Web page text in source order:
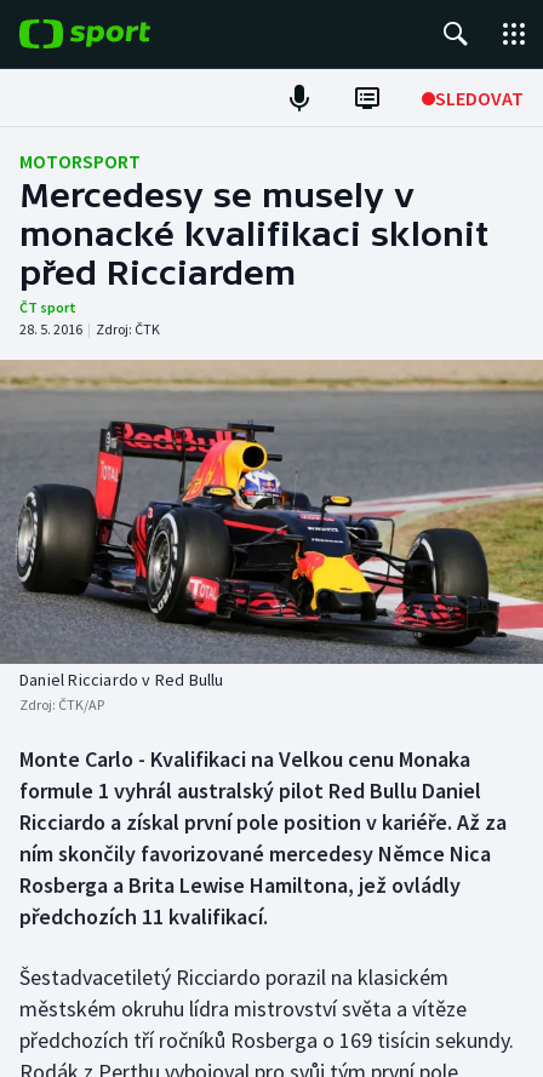
SLEDOVAT
Fotbal
Hokej
Tenis
Atletika
Cyklistika
DALŠÍ SPORTY
Americký fotbal
Baseball a softbal
Basketbal
Biatlon
Box
Curling
Dostihy
Florbal
NEPŘEHLÉDNĚTE
Soutěže
Historické návraty
Aplikace ČT sport
MOTORSPORT
Mercedesy se musely v
monacké kvalifikaci sklonit
před Ricciardem
ČT sport
28. 5. 2016 | Zdroj: ČTK
Daniel Ricciardo v Red Bullu
Zdroj: ČTK/AP
Monte Carlo - Kvalifikaci na Velkou cenu Monaka
formule 1 vyhrál australský pilot Red Bullu Daniel
Ricciardo a získal první pole position v kariéře. Až za
ním skončily favorizované mercedesy Němce Nica
Rosberga a Brita Lewise Hamiltona, jež ovládly
předchozích 11 kvalifikací.
Šestadvacetiletý Ricciardo porazil na klasickém
městském okruhu lídra mistrovství světa a vítěze
předchozích tří ročníků Rosberga o 169 tisícin sekundy.